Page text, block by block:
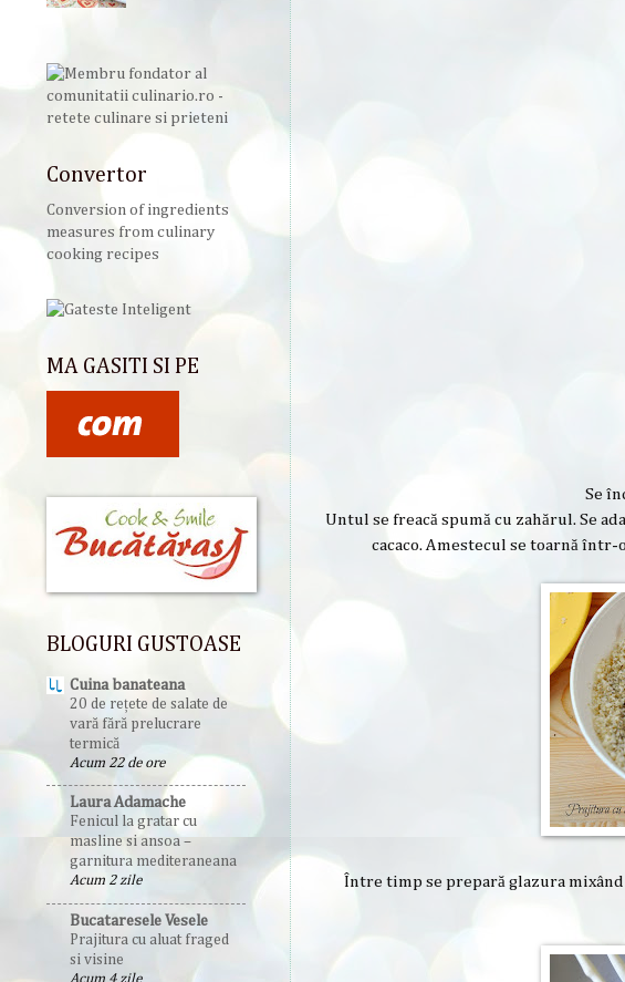
Se
Untul se freacă spumă cu zahărul. Se
cacaco. Amestecul se toarnă
Între timp se prepară glazura mixând
Convertor
Conversion of ingredients
measures from culinary
cooking recipes
MA GASITI SI PE
BLOGURI GUSTOASE
Cuina banateana
20 de rețete de salate de
vară fără prelucrare
termică
Acum 22 de ore
Laura Adamache
Fenicul la gratar cu
masline si ansoa –
garnitura mediteraneana
Acum 2 zile
Bucataresele Vesele
Prajitura cu aluat fraged
si visine
Acum 4 zile